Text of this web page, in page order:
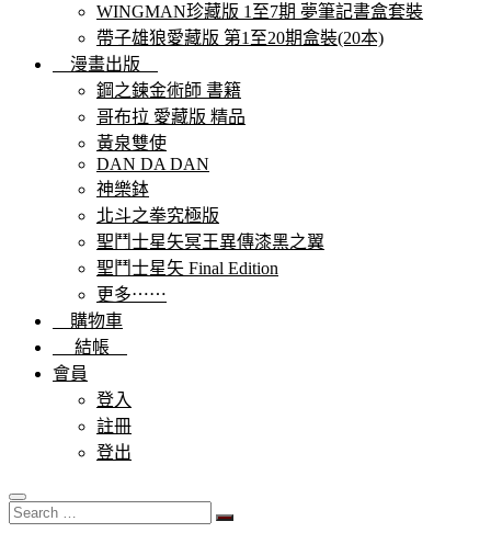
WINGMAN珍藏版 1至7期 夢筆記書盒套裝
帶子雄狼愛藏版 第1至20期盒裝(20本)
漫畫出版
鋼之鍊金術師 書籍
哥布拉 愛藏版 精品
黃泉雙使
DAN DA DAN
神樂鉢
北斗之拳究極版
聖鬥士星矢冥王異傳漆黑之翼
聖鬥士星矢 Final Edition
更多⋯⋯
購物車
結帳
會員
登入
註冊
登出
Search
…